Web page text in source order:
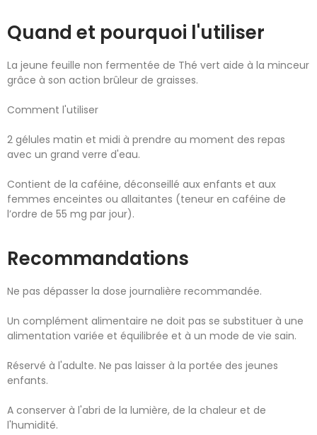
Quand et pourquoi l'utiliser
La jeune feuille non fermentée de Thé vert aide à la minceur
grâce à son action brûleur de graisses.
Comment l'utiliser
2 gélules matin et midi à prendre au moment des repas
avec un grand verre d'eau.
Contient de la caféine, déconseillé aux enfants et aux
femmes enceintes ou allaitantes (teneur en caféine de
l’ordre de 55 mg par jour).
Recommandations
Ne pas dépasser la dose journalière recommandée.
Un complément alimentaire ne doit pas se substituer à une
alimentation variée et équilibrée et à un mode de vie sain.
Réservé à l'adulte. Ne pas laisser à la portée des jeunes
enfants.
A conserver à l'abri de la lumière, de la chaleur et de
l'humidité.